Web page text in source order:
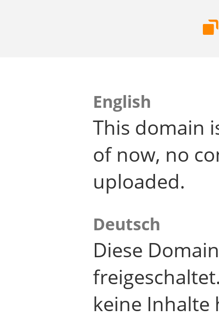
English
This domain
of now, no
uploaded.
Deutsch
Diese
keine Inhalte